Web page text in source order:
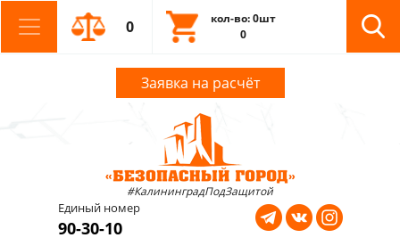
0
кол-во: 0шт
0
Заявка на расчёт
#КалининградПодЗащитой
Единый номер
90-30-10